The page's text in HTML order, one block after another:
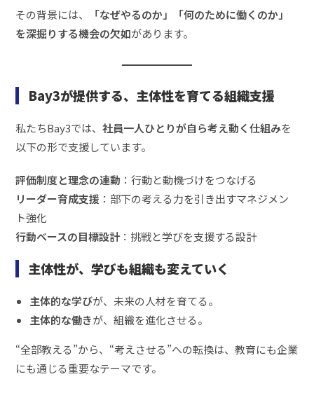
その背景には、
「なぜやるのか」「何のために働くのか」
を深掘りする機会の欠如があります。
Bay3が提供する、主体性を育てる組織支援
私たちBay3では、社員一人ひとりが自ら考え動く仕組みを
以下の形で支援しています。
評価制度と理念の連動 ：行動と動機づけをつなげる
リーダー育成支援 ：部下の考える力を引き出すマネジメン
ト強化
行動ベースの目標設計：挑戦と学びを支援する設計
主体性が、学びも組織も変えていく
主体的な学びが、未来の人材を育てる。
主体的な働きが、組織を進化させる。
“全部教える”から、“考えさせる”への転換は、教育にも企業
にも通じる重要なテーマです。